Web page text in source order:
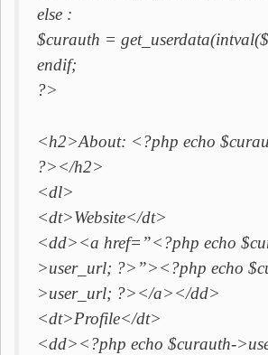
else :
$curauth =
endif;
?>
<h2>About: <?php echo
?></h2>
<dl>
<dt>Website</dt>
<dd><a href=”<?php echo
>user_url; ?>”><?php echo
>user_url; ?></a></dd>
<dt>Profile</dt>
<dd><?php echo $curauth-